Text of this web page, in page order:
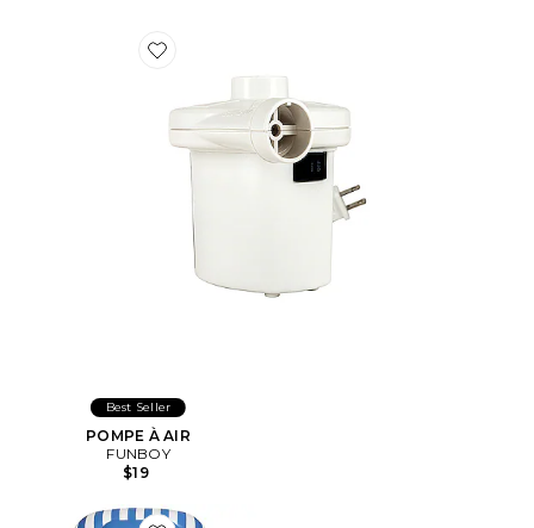
Favorite POMPE À AIR
Best Seller
POMPE À AIR
FUNBOY
$19